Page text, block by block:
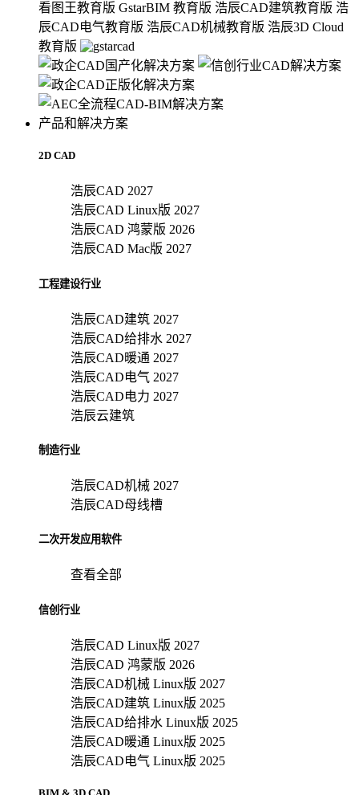
看图王教育版 GstarBIM 教育版 浩辰CAD建筑教育版 浩
辰CAD电气教育版 浩辰CAD机械教育版 浩辰3D Cloud
教育版
产品和解决方案
2D CAD
浩辰CAD 2027
浩辰CAD Linux版 2027
浩辰CAD 鸿蒙版 2026
浩辰CAD Mac版 2027
工程建设行业
浩辰CAD建筑 2027
浩辰CAD给排水 2027
浩辰CAD暖通 2027
浩辰CAD电气 2027
浩辰CAD电力 2027
浩辰云建筑
制造行业
浩辰CAD机械 2027
浩辰CAD母线槽
二次开发应用软件
查看全部
信创行业
浩辰CAD Linux版 2027
浩辰CAD 鸿蒙版 2026
浩辰CAD机械 Linux版 2027
浩辰CAD建筑 Linux版 2025
浩辰CAD给排水 Linux版 2025
浩辰CAD暖通 Linux版 2025
浩辰CAD电气 Linux版 2025